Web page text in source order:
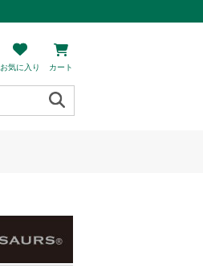
お気に入り カート